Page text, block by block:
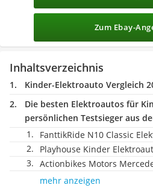
Zum Ebay-
Inhaltsverzeichnis
Kinder-Elektroauto Vergleich
Die besten Elektroautos für
persönlichen Testsieger aus
FanttikRide N10 Classic
Playhouse Kinder
Actionbikes Motors
mehr anzeigen